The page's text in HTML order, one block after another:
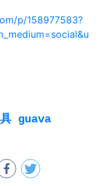
p/158977583?
guava